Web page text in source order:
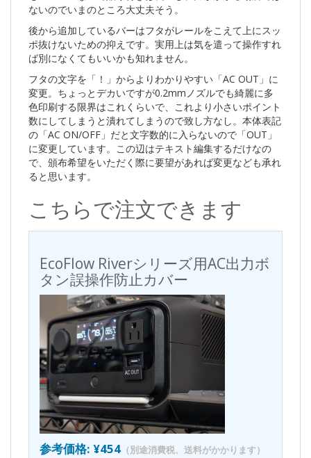
ないのでいまのところ大丈夫そう。
後から追加しているバーはフタがレールをこえて上にスッ
ポ抜けないための抑えです。実用上は気を遣って操作すれ
ば別になくてもいいかも知れません。
フタの文字を「！」からよりわかりやすい「AC OUT」に
変更。ちょっとデカいですが0.2mmノズルでも綺麗に多
色印刷する限界はこれくらいで、これより小さいポイント
数にしてしまうと潰れてしまうので致し方なし。本体表記
の「AC ON/OFF」だと文字数的に入らないので「OUT」
に変更しています。この辺はテキスト編集するだけなの
で、頒布希望をいただく際に要望があれば変更なども承れ
ると思います。
こちらで注文できます
EcoFlow Riverシリーズ用AC出力ボ
タン誤操作防止カバー
参考価格: ¥454 （別途消費税、送料がかかります）